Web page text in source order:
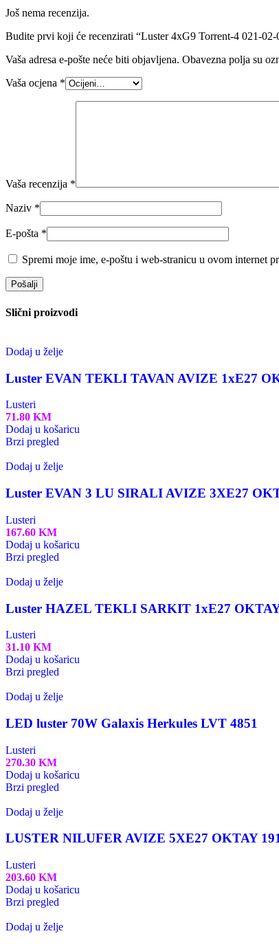
Još nema recenzija.
Budite prvi koji će recenzirati “Luster 4xG9 Torrent-4 021-02-
Vaša adresa e-pošte neće biti objavljena. Obavezna polja su
Vaša ocjena *
Vaša recenzija *
Naziv *
E-pošta *
Spremi moje ime, e-poštu i web-stranicu u ovom internet
Slični proizvodi
Dodaj u želje
Luster EVAN TEKLI TAVAN AVIZE 1xE27
Lusteri
71.80 KM
Dodaj u košaricu
Brzi pregled
Dodaj u želje
Luster EVAN 3 LU SIRALI AVIZE 3XE27
Lusteri
167.60 KM
Dodaj u košaricu
Brzi pregled
Dodaj u želje
Luster HAZEL TEKLI SARKIT 1xE27 OKTAY
Lusteri
31.10 KM
Dodaj u košaricu
Brzi pregled
Dodaj u želje
LED luster 70W Galaxis Herkules LVT 4851
Lusteri
270.30 KM
Dodaj u košaricu
Brzi pregled
Dodaj u želje
LUSTER NILUFER AVIZE 5XE27 OKTAY
Lusteri
203.60 KM
Dodaj u košaricu
Brzi pregled
Dodaj u želje